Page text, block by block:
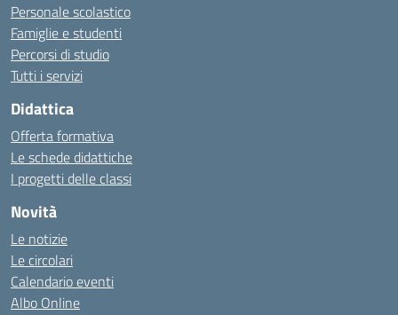
Personale scolastico
Famiglie e studenti
Percorsi di studio
Tutti i servizi
Didattica
Offerta formativa
Le schede didattiche
I progetti delle classi
Novità
Le notizie
Le circolari
Calendario eventi
Albo Online